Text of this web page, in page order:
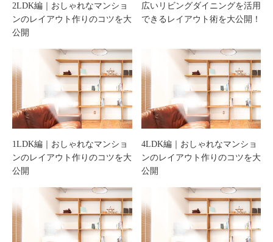
2LDK編｜おしゃれなマンショ
ンのレイアウト作りのコツを大
公開
広いリビングダイニングを活用
できるレイアウト術を大公開！
1LDK編｜おしゃれなマンショ
ンのレイアウト作りのコツを大
公開
4LDK編｜おしゃれなマンショ
ンのレイアウト作りのコツを大
公開